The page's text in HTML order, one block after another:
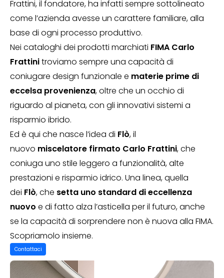
Frattini, il fondatore, ha infatti sempre sottolineato
come l’azienda avesse un carattere familiare, alla
base di ogni processo produttivo.
Nei cataloghi dei prodotti marchiati FIMA Carlo
Frattinitroviamo sempre una capacità di
coniugare design funzionale e materie prime di
eccelsa provenienza, oltre che un occhio di
riguardo al pianeta, con gli innovativi sistemi a
risparmio ibrido.
Ed è qui che nasce l’idea di Flò, il
nuovo miscelatore firmato Carlo Frattini, che
coniuga uno stile leggero a funzionalità, alte
prestazioni e risparmio idrico. Una linea, quella
dei Flò, che setta uno standard di eccellenza
nuovo e di fatto alza l’asticella per il futuro, anche
se la capacità di sorprendere non è nuova alla FIMA.
Scopriamolo insieme.
Contattaci